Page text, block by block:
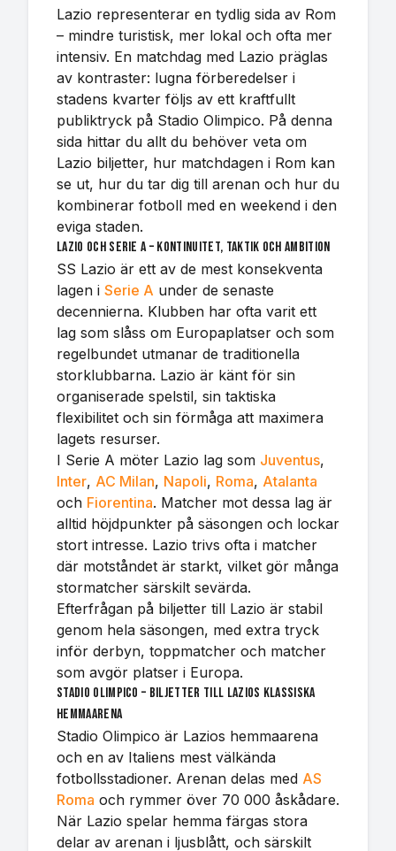
Lazio representerar en tydlig sida av Rom
– mindre turistisk, mer lokal och ofta mer
intensiv. En matchdag med Lazio präglas
av kontraster: lugna förberedelser i
stadens kvarter följs av ett kraftfullt
publiktryck på Stadio Olimpico. På denna
sida hittar du allt du behöver veta om
Lazio biljetter, hur matchdagen i Rom kan
se ut, hur du tar dig till arenan och hur du
kombinerar fotboll med en weekend i den
eviga staden.
Lazio och Serie A – kontinuitet, taktik och ambition
SS Lazio är ett av de mest konsekventa
lagen i Serie A under de senaste
decennierna. Klubben har ofta varit ett
lag som slåss om Europaplatser och som
regelbundet utmanar de traditionella
storklubbarna. Lazio är känt för sin
organiserade spelstil, sin taktiska
flexibilitet och sin förmåga att maximera
lagets resurser.
I Serie A möter Lazio lag som Juventus,
Inter, AC Milan, Napoli, Roma, Atalanta
och Fiorentina. Matcher mot dessa lag är
alltid höjdpunkter på säsongen och lockar
stort intresse. Lazio trivs ofta i matcher
där motståndet är starkt, vilket gör många
stormatcher särskilt sevärda.
Efterfrågan på biljetter till Lazio är stabil
genom hela säsongen, med extra tryck
inför derbyn, toppmatcher och matcher
som avgör platser i Europa.
Stadio Olimpico – biljetter till Lazios klassiska
hemmaarena
Stadio Olimpico är Lazios hemmaarena
och en av Italiens mest välkända
fotbollsstadioner. Arenan delas med AS
Roma och rymmer över 70 000 åskådare.
När Lazio spelar hemma färgas stora
delar av arenan i ljusblått, och särskilt